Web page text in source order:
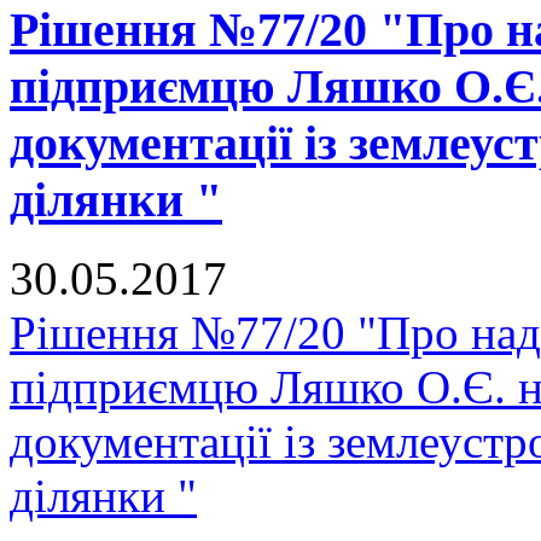
Рішення №77/20 "Про
підприємцю Ляшко О.Є.
документації із
ділянки "
30.05.2017
Рішення №77/20 "Про
підприємцю Ляшко О.Є.
документації із
ділянки "